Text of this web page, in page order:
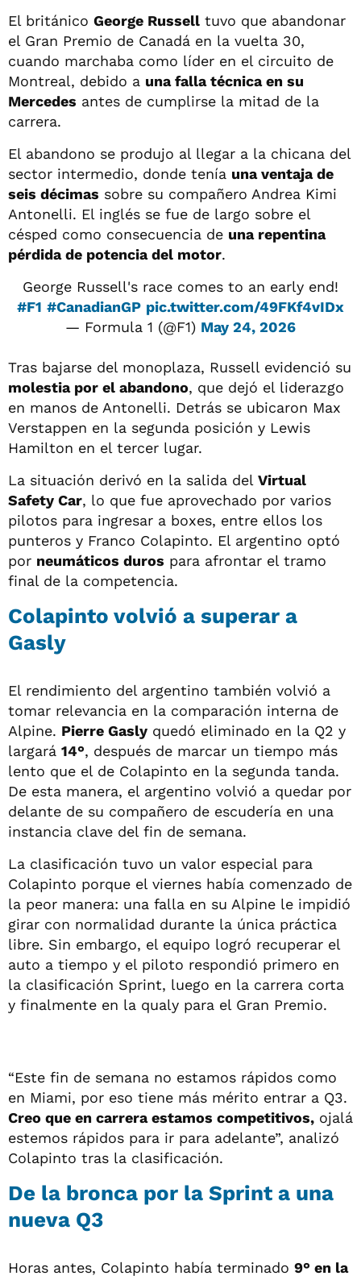
El británico George Russell tuvo que abandonar
el Gran Premio de Canadá en la vuelta 30,
cuando marchaba como líder en el circuito de
Montreal, debido a una falla técnica en su
Mercedes antes de cumplirse la mitad de la
carrera.
El abandono se produjo al llegar a la chicana del
sector intermedio, donde tenía una ventaja de
seis décimas sobre su compañero Andrea Kimi
Antonelli. El inglés se fue de largo sobre el
césped como consecuencia de una repentina
pérdida de potencia del motor.
George Russell's race comes to an early end!
#F1 #CanadianGP pic.twitter.com/49FKf4vIDx
— Formula 1 (@F1) May 24, 2026
Tras bajarse del monoplaza, Russell evidenció su
molestia por el abandono, que dejó el liderazgo
en manos de Antonelli. Detrás se ubicaron Max
Verstappen en la segunda posición y Lewis
Hamilton en el tercer lugar.
La situación derivó en la salida del Virtual
Safety Car, lo que fue aprovechado por varios
pilotos para ingresar a boxes, entre ellos los
punteros y Franco Colapinto. El argentino optó
por neumáticos duros para afrontar el tramo
final de la competencia.
Colapinto volvió a superar a
Gasly
El rendimiento del argentino también volvió a
tomar relevancia en la comparación interna de
Alpine. Pierre Gasly quedó eliminado en la Q2 y
largará 14°, después de marcar un tiempo más
lento que el de Colapinto en la segunda tanda.
De esta manera, el argentino volvió a quedar por
delante de su compañero de escudería en una
instancia clave del fin de semana.
La clasificación tuvo un valor especial para
Colapinto porque el viernes había comenzado de
la peor manera: una falla en su Alpine le impidió
girar con normalidad durante la única práctica
libre. Sin embargo, el equipo logró recuperar el
auto a tiempo y el piloto respondió primero en
la clasificación Sprint, luego en la carrera corta
y finalmente en la qualy para el Gran Premio.
“Este fin de semana no estamos rápidos como
en Miami, por eso tiene más mérito entrar a Q3.
Creo que en carrera estamos competitivos, ojalá
estemos rápidos para ir para adelante”, analizó
Colapinto tras la clasificación.
De la bronca por la Sprint a una
nueva Q3
Horas antes, Colapinto había terminado 9° en la